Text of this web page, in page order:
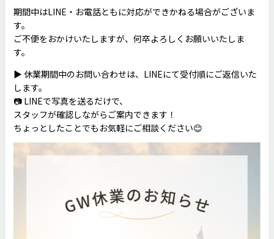
期間中はLINE・お電話ともに対応ができかねる場合がございま
す。
ご不便をおかけいたしますが、何卒よろしくお願いいたしま
す。
▶ 休業期間中のお問い合わせは、LINEにて受付順にご返信いた
します。
📷 LINEで写真を送るだけで、
スタッフが確認しながらご案内できます！
ちょっとしたことでもお気軽にご相談ください😊